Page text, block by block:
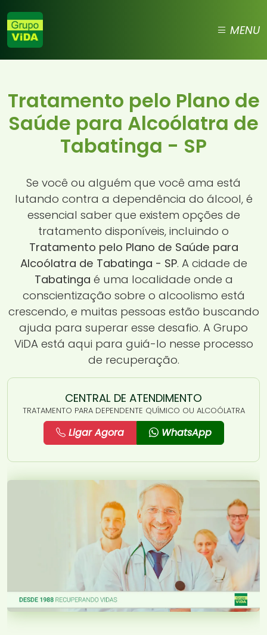
MENU
Tratamento pelo Plano de
Saúde para Alcoólatra de
Tabatinga - SP
Se você ou alguém que você ama está
lutando contra a dependência do álcool, é
essencial saber que existem opções de
tratamento disponíveis, incluindo o
Tratamento pelo Plano de Saúde para
Alcoólatra de Tabatinga - SP. A cidade de
Tabatinga é uma localidade onde a
conscientização sobre o alcoolismo está
crescendo, e muitas pessoas estão buscando
ajuda para superar esse desafio. A Grupo
ViDA está aqui para guiá-lo nesse processo
de recuperação.
CENTRAL DE ATENDIMENTO
TRATAMENTO PARA DEPENDENTE QUÍMICO OU ALCOÓLATRA
Ligar Agora WhatsApp